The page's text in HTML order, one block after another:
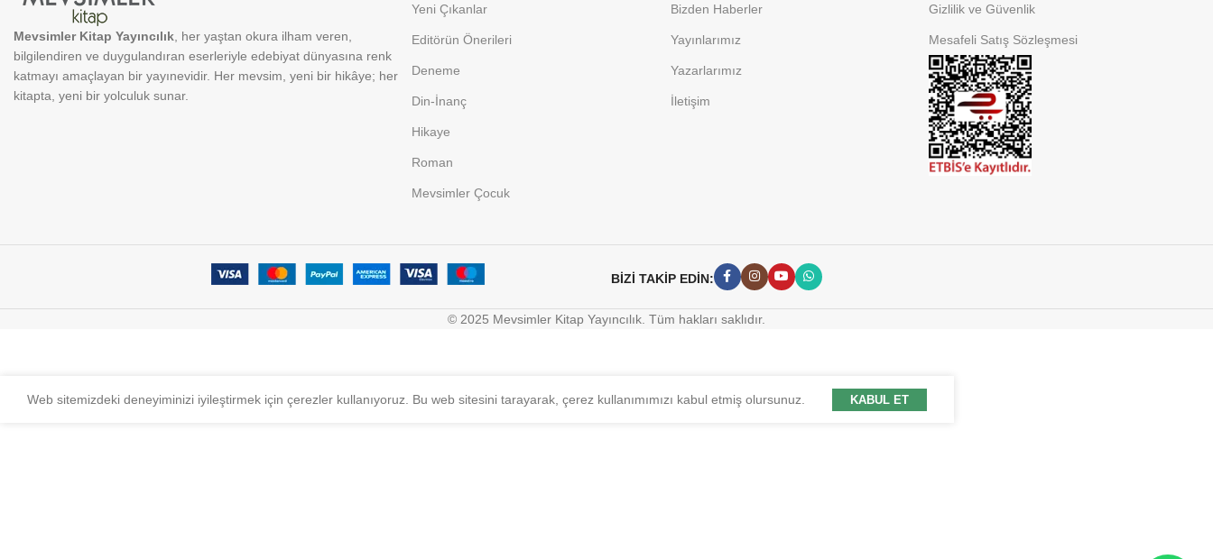
Yeni Çıkanlar
Editörün Önerileri
Deneme
Din-İnanç
Hikaye
Roman
Mevsimler Çocuk
Bizden Haberler
Yayınlarımız
Yazarlarımız
İletişim
Gizlilik ve Güvenlik
Mesafeli Satış Sözleşmesi
Mevsimler Kitap Yayıncılık , her yaştan okura ilham veren,
bilgilendiren ve duygulandıran eserleriyle edebiyat dünyasına renk
katmayı amaçlayan bir yayınevidir. Her mevsim, yeni bir hikâye; her
kitapta, yeni bir yolculuk sunar.
BİZİ TAKİP EDİN:
© 2025 Mevsimler Kitap Yayıncılık. Tüm hakları saklıdır.
Web sitemizdeki deneyiminizi iyileştirmek için çerezler kullanıyoruz. Bu web sitesini tarayarak, çerez kullanımımızı kabul etmiş olursunuz. KABUL ET